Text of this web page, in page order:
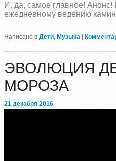
И, да, самое главное! Анонс!
ежедневному ведению
Написано в Дети, Музыка
ЭВОЛЮЦИЯ
МОРОЗА
21 декабря 2016